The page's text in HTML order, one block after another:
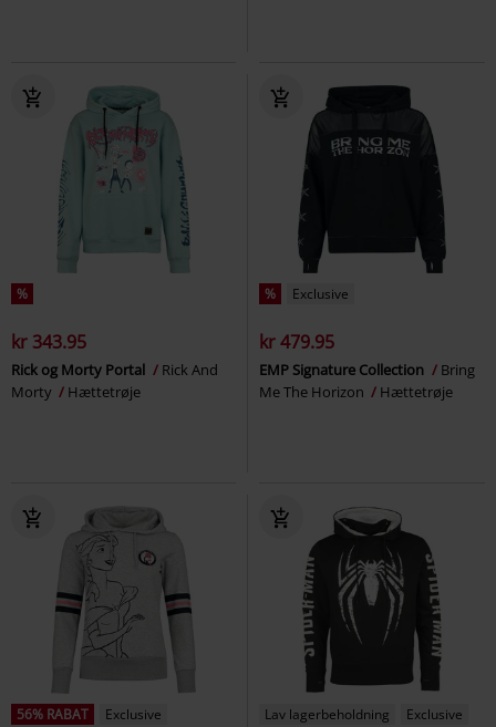
%
kr 343.95
Rick og Morty Portal
Rick And
Morty
Hættetrøje
% Exclusive
kr 479.95
EMP Signature Collection
Bring
Me The Horizon
Hættetrøje
56% RABAT
Exclusive
Lav lagerbeholdning Exclusive